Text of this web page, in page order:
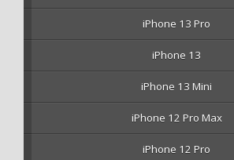
iPhone 13 Pro
iPhone 13
iPhone 13 Mini
iPhone 12 Pro Max
iPhone 12 Pro